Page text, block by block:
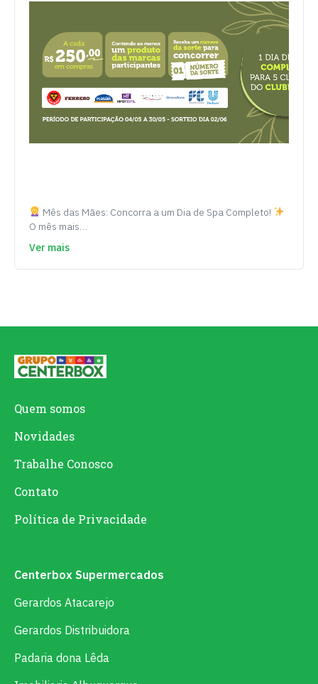
Mês das Mães: Concorra a um Dia de Spa Completo!
O mês mais…
Ver mais
Quem somos
Novidades
Trabalhe Conosco
Contato
Política de Privacidade
Centerbox Supermercados
Gerardos Atacarejo
Gerardos Distribuidora
Padaria dona Lêda